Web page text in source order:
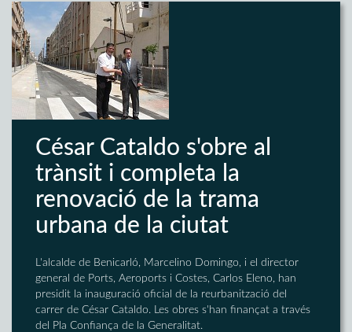
César Cataldo s'obre al
trànsit i completa la
renovació de la trama
urbana de la ciutat
L'alcalde de Benicarló, Marcelino Domingo, i el director
general de Ports, Aeroports i Costes, Carlos Eleno, han
presidit la inauguració oficial de la reurbanització del
carrer de César Cataldo. Les obres s'han finançat a través
del Pla Confiança de la Generalitat.